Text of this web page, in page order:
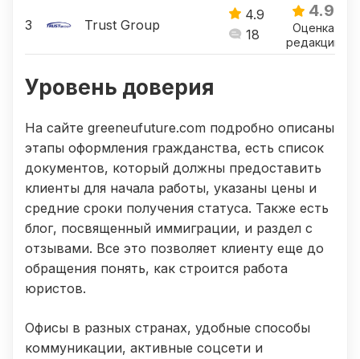
Trust Group
4.9
18
4.9
Оценка
редакции
Уровень доверия
На сайте greeneufuture.com подробно описаны
этапы оформления гражданства, есть список
документов, который должны предоставить
клиенты для начала работы, указаны цены и
средние сроки получения статуса. Также есть
блог, посвященный иммиграции, и раздел с
отзывами. Все это позволяет клиенту еще до
обращения понять, как строится работа
юристов.
Офисы в разных странах, удобные способы
коммуникации, активные соцсети и